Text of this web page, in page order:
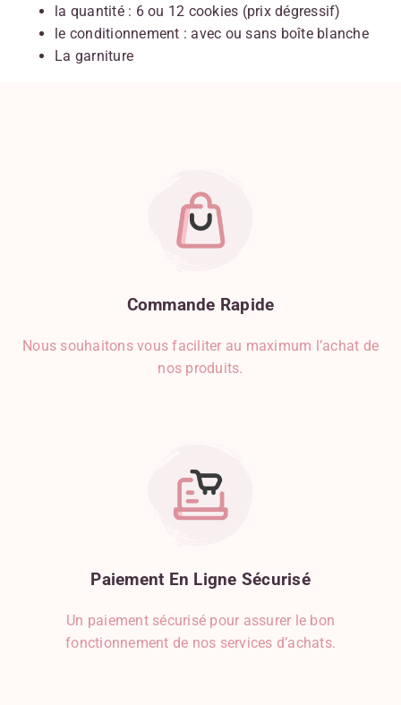
la quantité : 6 ou 12 cookies (prix dégressif)
le conditionnement : avec ou sans boîte blanche
La garniture
Commande Rapide
Nous souhaitons vous faciliter au maximum l’achat de
nos produits.
Paiement En Ligne Sécurisé
Un paiement sécurisé pour assurer le bon
fonctionnement de nos services d’achats.